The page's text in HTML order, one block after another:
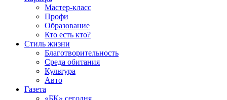
Мастер-класс
Профи
Образование
Кто есть кто?
Стиль жизни
Благотворительность
Среда обитания
Культура
Авто
Газета
«БК» сегодня